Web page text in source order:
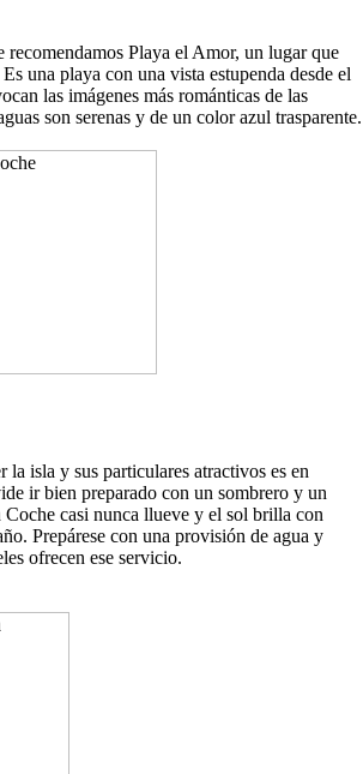
Playa el Amor, un lugar que
una playa con una vista estupenda desde el
las imágenes más románticas de las
son serenas y de un color azul trasparente.
la isla y sus particulares atractivos es en
ir bien preparado con un sombrero y un
Coche casi nunca llueve y el sol brilla con
Prepárese con una provisión de agua y
ofrecen ese servicio.